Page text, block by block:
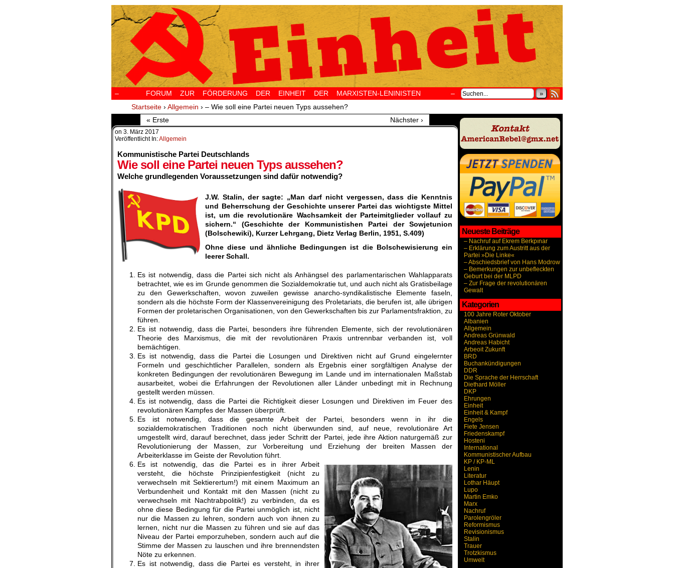
– FORUM ZUR FÖRDERUNG DER EINHEIT DER MARXISTEN-LENINISTEN – »
Startseite › Allgemein › – Wie soll eine Partei neuen Typs aussehen?
« Erste
Nächster ›
on 3. März 2017
Veröffentlicht In:Allgemein
Kommunistische Partei Deutschlands
Wie soll eine Partei neuen Typs aussehen?
Welche grundlegenden Voraussetzungen sind dafür notwendig?
J.W. Stalin, der sagte: „Man darf nicht vergessen, dass die Kenntnis
und Beherrschung der Geschichte unserer Partei das wichtigste Mittel
ist, um die revolutionäre Wachsamkeit der Parteimitglieder vollauf zu
sichern.“ (Geschichte der Kommunistishen Partei der Sowjetunion
(Bolschewiki), Kurzer Lehrgang, Dietz Verlag Berlin, 1951, S.409)
Ohne diese und ähnliche Bedingungen ist die Bolschewisierung ein
leerer Schall.
Es ist notwendig, dass die Partei sich nicht als Anhängsel des parlamentarischen Wahlapparats
betrachtet, wie es im Grunde genommen die Sozialdemokratie tut, und auch nicht als Gratisbeilage
zu den Gewerkschaften, wovon zuweilen gewisse anarcho-syndikalistische Elemente faseln,
sondern als die höchste Form der Klassenvereinigung des Proletariats, die berufen ist, alle übrigen
Formen der proletarischen Organisationen, von den Gewerkschaften bis zur Parlamentsfraktion, zu
führen.
Es ist notwendig, dass die Partei, besonders ihre führenden Elemente, sich der revolutionären
Theorie des Marxismus, die mit der revolutionären Praxis untrennbar verbanden ist, voll
bemächtigen.
Es ist notwendig, dass die Partei die Losungen und Direktiven nicht auf Grund eingelernter
Formeln und geschichtlicher Parallelen, sondern als Ergebnis einer sorgfältigen Analyse der
konkreten Bedingungen der revolutionären Bewegung im Lande und im internationalen Maßstab
ausarbeitet, wobei die Erfahrungen der Revolutionen aller Länder unbedingt mit in Rechnung
gestellt werden müssen.
Es ist notwendig, dass die Partei die Richtigkeit dieser Losungen und Direktiven im Feuer des
revolutionären Kampfes der Massen überprüft.
Es ist notwendig, dass die gesamte Arbeit der Partei, besonders wenn in ihr die
sozialdemokratischen Traditionen noch nicht überwunden sind, auf neue, revolutionäre Art
umgestellt wird, darauf berechnet, dass jeder Schritt der Partei, jede ihre Aktion naturgemäß zur
Revolutionierung der Massen, zur Vorbereitung und Erziehung der breiten Massen der
Arbeiterklasse im Geiste der Revolution führt.
Es ist notwendig, das die Partei es in ihrer Arbeit
versteht, die höchste Prinzipienfestigkeit (nicht zu
verwechseln mit Sektierertum!) mit einem Maximum an
Verbundenheit und Kontakt mit den Massen (nicht zu
verwechseln mit Nachtrabpolitik!) zu verbinden, da es
ohne diese Bedingung für die Partei unmöglich ist, nicht
nur die Massen zu lehren, sondern auch von ihnen zu
lernen, nicht nur die Massen zu führen und sie auf das
Niveau der Partei emporzuheben, sondern auch auf die
Stimme der Massen zu lauschen und ihre brennendsten
Nöte zu erkennen.
Es ist notwendig, dass die Partei es versteht, in ihrer
Neueste Beiträge
– Nachruf auf Ekrem Berkpınar
– Erklärung zum Austritt aus der
Partei »Die Linke«
– Abschiedsbrief von Hans Modrow
– Bemerkungen zur unbefleckten
Geburt bei der MLPD
– Zur Frage der revolutionären
Gewalt
Kategorien
100 Jahre Roter Oktober
Albanien
Allgemein
Andreas Grünwald
Andreas Habicht
Arbeoit Zukunft
BRD
Buchankündigungen
DDR
Die Sprache der Herrschaft
Diethard Möller
DKP
Ehrungen
Einheit
Einheit & Kampf
Engels
Fiete Jensen
Friedenskampf
Hosteni
International
Kommunistischer Aufbau
KP / KP-ML
Lenin
Literatur
Lothar Häupt
Lupo
Martin Emko
Marx
Nachruf
Parolengröler
Reformismus
Revisionismus
Stalin
Trauer
Trotzkismus
Umwelt